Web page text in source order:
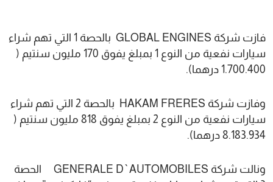
فازت شركة GLOBAL ENGINES بالحصة 1 التي تهم شراء
سيارات نفعية من النوع 1 بمبلغ يفوق 170 مليون سنتيم (
1.700.400 درهما).
وفازت شركة HAKAM FRERES بالحصة 2 التي تهم شراء
سيارات نفعية من النوع 2 بمبلغ يفوق 818 مليون سنتيم (
8.183.934 درهما).
ونالت شركة GENERALE D`AUTOMOBILES الحصة